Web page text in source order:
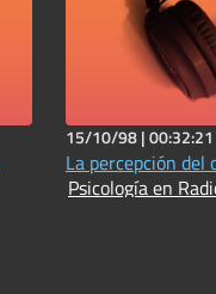
15/10/98 |00:32:21
La percepción
Psicología en